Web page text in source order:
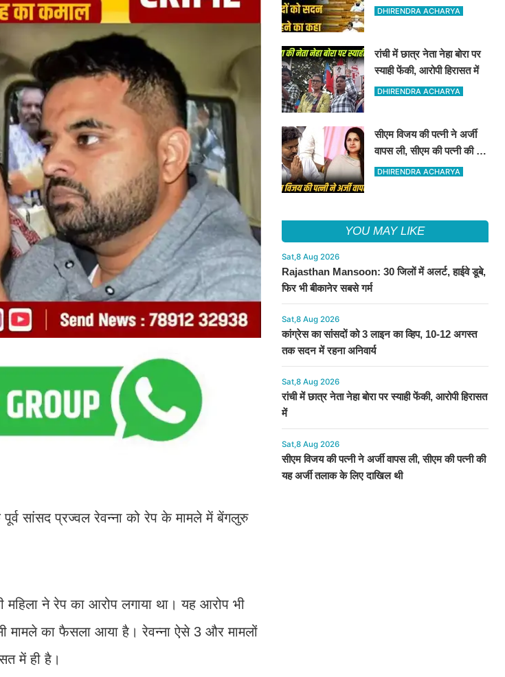
सांसद प्रज्वल रेवन्ना को रेप के मामले में बेंगलुरु
ने रेप का आरोप लगाया था। यह आरोप भी
मामले का फैसला आया है। रेवन्ना ऐसे 3 और मामलों
में ही है।
सदन में रहना अनिवार्य
DHIRENDRA ACHARYA
रांची में छात्र नेता नेहा बोरा पर
स्याही फेंकी, आरोपी हिरासत में
DHIRENDRA ACHARYA
सीएम विजय की पत्नी ने अर्जी
वापस ली, सीएम की पत्नी की यह
अर्जी तलाक के लिए दाखिल थी
DHIRENDRA ACHARYA
YOU MAY LIKE
Sat,8 Aug 2026
Rajasthan Mansoon: 30 जिलों में अलर्ट, हाईवे डूबे,
फिर भी बीकानेर सबसे गर्म
Sat,8 Aug 2026
कांग्रेस का सांसदों को 3 लाइन का व्हिप, 10-12 अगस्त
तक सदन में रहना अनिवार्य
Sat,8 Aug 2026
रांची में छात्र नेता नेहा बोरा पर स्याही फेंकी, आरोपी हिरासत
में
Sat,8 Aug 2026
सीएम विजय की पत्नी ने अर्जी वापस ली, सीएम की पत्नी की
यह अर्जी तलाक के लिए दाखिल थी